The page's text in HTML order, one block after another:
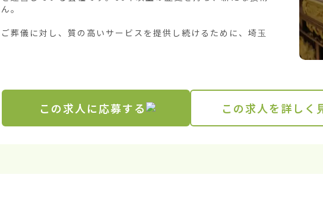
。
葬儀に対し、質の高いサービスを提供し続けるために、埼玉
この求人に応募する この求人を詳しく